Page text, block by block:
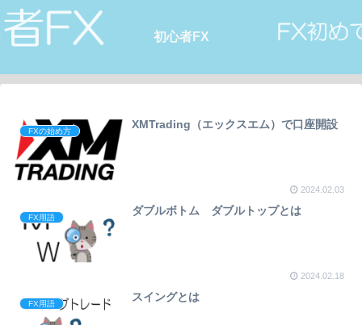
初心者FX
FXの始め方
XMTrading（エックスエム）で口座開設
2024.02.03
FX用語
ダブルボトム ダブルトップとは
2024.02.18
FX用語
スイングとは